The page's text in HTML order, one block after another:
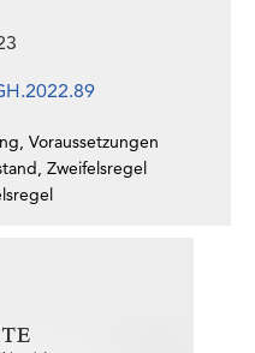
Voraussetzungen
Zweifelsregel